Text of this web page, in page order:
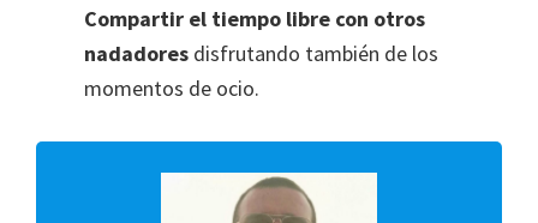
Compartir el tiempo libre con otros
nadadores disfrutando también de los
momentos de ocio.